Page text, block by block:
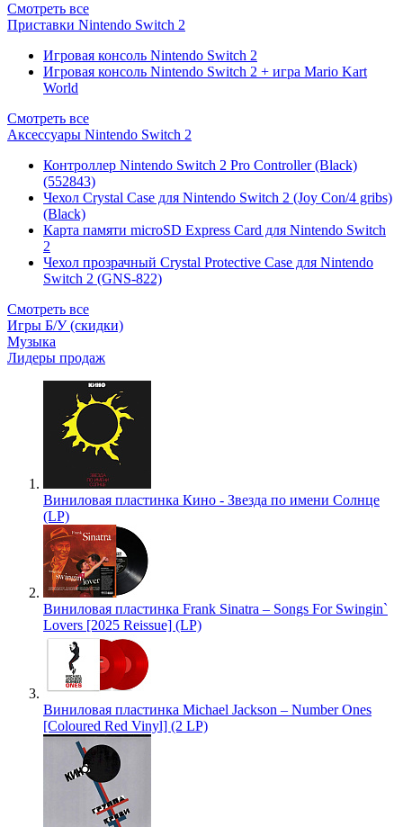
Смотреть все
Приставки Nintendo Switch 2
Игровая консоль Nintendo Switch 2
Игровая консоль Nintendo Switch 2 + игра Mario Kart
World
Смотреть все
Аксессуары Nintendo Switch 2
Контроллер Nintendo Switch 2 Pro Controller (Black)
(552843)
Чехол Сrystal Сase для Nintendo Switch 2 (Joy Con/4 gribs)
(Black)
Карта памяти microSD Express Card для Nintendo Switch
2
Чехол прозрачный Crystal Protective Case для Nintendo
Switch 2 (GNS-822)
Смотреть все
Игры Б/У (скидки)
Музыка
Лидеры продаж
Виниловая пластинка Кино - Звезда по имени Солнце
(LP)
Виниловая пластинка Frank Sinatra – Songs For Swingin`
Lovers [2025 Reissue] (LP)
Виниловая пластинка Michael Jackson – Number Ones
[Coloured Red Vinyl] (2 LP)